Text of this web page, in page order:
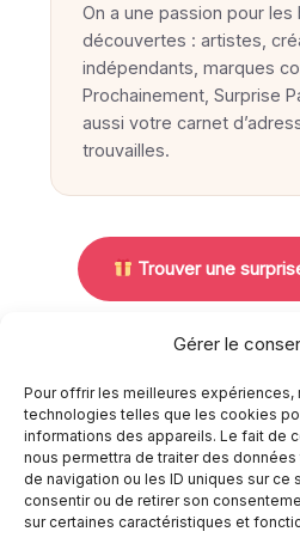
Gérer le
Pour offrir les meilleures expériences,
technologies telles que les cookies
informations des appareils. Le fait de
nous permettra de traiter des
de navigation ou les ID uniques sur ce
consentir ou de retirer son
sur certaines caractéristiques et
On a une passion pour les
découvertes : artistes,
indépendants, marques
Prochainement, Surprise
aussi votre carnet
trouvailles.
Trouver une
Mentions
Politique de
Politique de